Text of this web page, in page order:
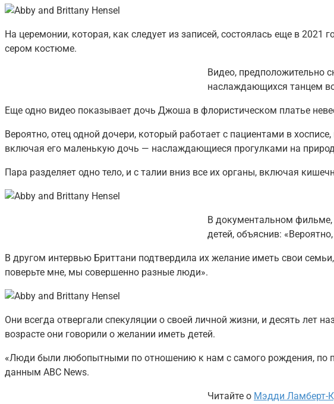
На церемонии, которая, как следует из записей, состоялась еще в
сером костюме.
Видео, предположительно
наслаждающихся танцем
Еще одно видео показывает дочь Джоша в флористическом платье
Вероятно, отец одной дочери, который работает с пациентами в
включая его маленькую дочь — наслаждающиеся прогулками на
Пара разделяет одно тело, и с талии вниз все их органы, включая
В документальном фильме,
детей, объяснив:
В другом интервью Бриттани подтвердила их желание иметь свои
поверьте мне, мы совершенно разные люди».
Они всегда отвергали спекуляции о своей личной жизни, и десять лет
возрасте они говорили о желании иметь детей.
«Люди были любопытными по отношению к нам с самого рождения, по
данным ABC News.
Читайте о Мэдди Ламберт-